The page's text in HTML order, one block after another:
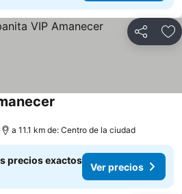
Compartir
a 11.1 km de: Centro de la ciudad
precios exactos
Ver precios